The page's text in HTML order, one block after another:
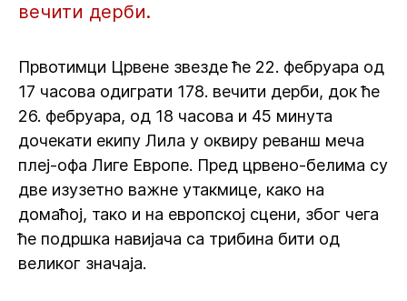
вечити дерби.
Првотимци Црвене звезде ће 22. фебруара од
17 часова одиграти 178. вечити дерби, док ће
26. фебруара, од 18 часова и 45 минута
дочекати екипу Лила у оквиру реванш меча
плеј-офа Лиге Европе. Пред црвено-белима су
две изузетно важне утакмице, како на
домаћој, тако и на европској сцени, због чега
ће подршка навијача са трибина бити од
великог значаја.